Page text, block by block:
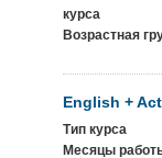
курса
Возрастная
English +
Тип курса
Месяцы